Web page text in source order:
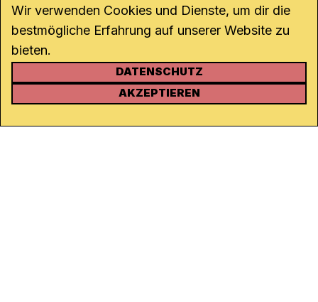
KONTAKT
Rohrerstrasse 20
Wir verwenden Cookies und Dienste, um dir die
bestmögliche Erfahrung auf unserer Website zu
bieten.
DATENSCHUTZ
AKZEPTIEREN